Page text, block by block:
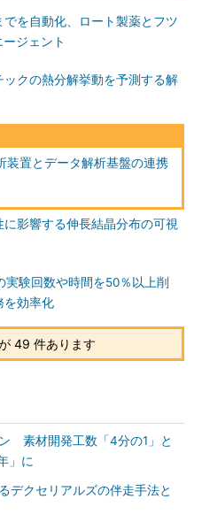
を自動化、ロート製薬とフツ
ジェント
ックの熱分解挙動を予測する解
装置とデータ解析基盤の連携
に影響する伸長結晶分布の可視
実験回数や時間を50％以上削
を効率化
49 件あります
素材開発工数「4分の1」と
」に
デクセリアルズの伴走手法と